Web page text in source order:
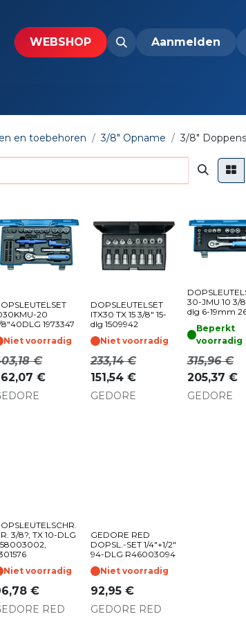
Downloads
WEBS​H​​OP​​ Aanmelden
en toebehoren 3/8" Opname 3/8"
20
1973347
Niet voorradig
€
€
DOPSLEUTELSET
ITX30 TX 15 3/8" 15-
dlg 1509942
Niet voorradig
233,14€
151,54 €
GEDORE
30-JMU 10 3/
dlg 6-19mm
Beperkt
voorradig
315,96€
205,37 €
GEDORE
3/8?, TX 10-DLG
Niet voorradig
€
RED
GEDORE RED
DOPSL.-SET 1/4"+1/2"
94-DLG R46003094
Niet voorradig
92,95 €
GEDORE RED